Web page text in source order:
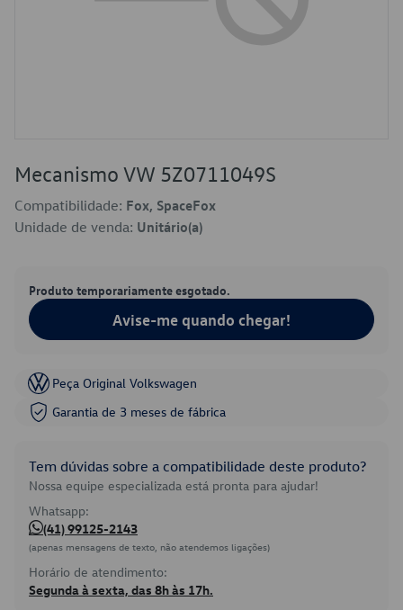
Mecanismo VW 5Z0711049S
Compatibilidade: Fox, SpaceFox
Unidade de venda: Unitário(a)
Produto temporariamente esgotado.
Avise-me quando chegar!
Peça Original Volkswagen
Garantia de 3 meses de fábrica
Tem dúvidas sobre a compatibilidade deste produto?
Nossa equipe especializada está pronta para ajudar!
Whatsapp:
(41) 99125-2143
(apenas mensagens de texto, não atendemos ligações)
Horário de atendimento:
Segunda à sexta, das 8h às 17h.